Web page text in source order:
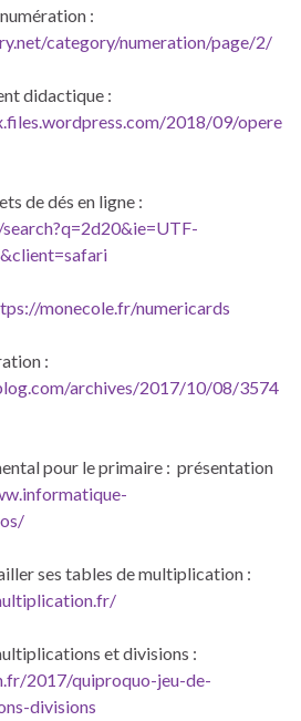
:
category/numeration/page/2/
didactique :
2018/09/opere
de dés en ligne :
monecole.fr/numericards
:
archives/2017/10/08/3574
pour le primaire : présentation
ses tables de multiplication :
et divisions :
2017/quiproquo-jeu-de-
divisions